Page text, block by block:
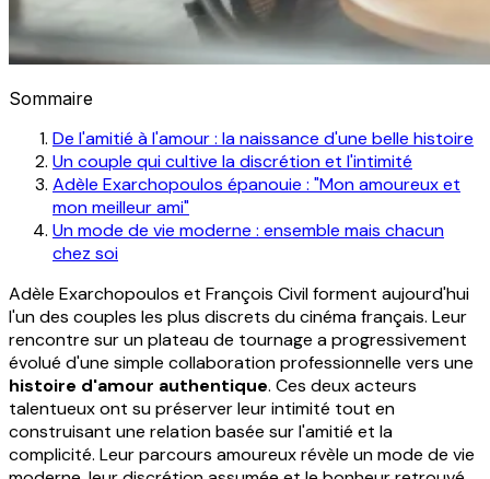
Sommaire
De l'amitié à l'amour : la naissance d'une belle histoire
Un couple qui cultive la discrétion et l'intimité
Adèle Exarchopoulos épanouie : "Mon amoureux et
mon meilleur ami"
Un mode de vie moderne : ensemble mais chacun
chez soi
Adèle Exarchopoulos et François Civil forment aujourd'hui
l'un des couples les plus discrets du cinéma français. Leur
rencontre sur un plateau de tournage a progressivement
évolué d'une simple collaboration professionnelle vers une
histoire d'amour authentique. Ces deux acteurs
talentueux ont su préserver leur intimité tout en
construisant une relation basée sur l'amitié et la
complicité. Leur parcours amoureux révèle un mode de vie